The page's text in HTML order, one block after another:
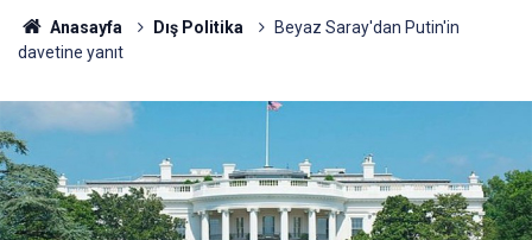
Anasayfa Dış Politika
Beyaz Saray'dan Putin'in
davetine yanıt